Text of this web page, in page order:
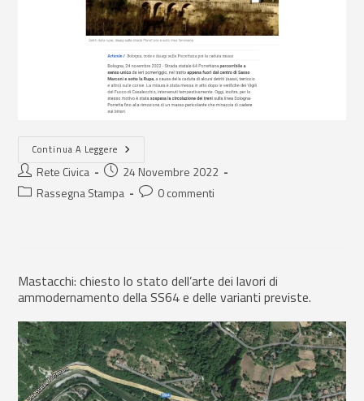
Continua A Leggere
Rete Civica
24 Novembre 2022
Rassegna Stampa
0 commenti
Mastacchi: chiesto lo stato dell’arte dei lavori di
ammodernamento della SS64 e delle varianti previste.